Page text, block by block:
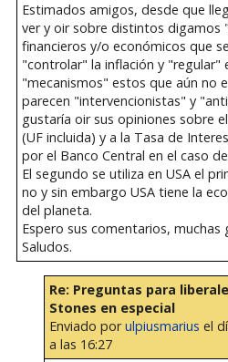
Estimados amigos, desde que
ver y oir sobre distintos digamos
financieros y/o económicos que
"controlar" la inflación y "regular"
"mecanismos" estos que aún no
parecen "intervencionistas" y
gustaría oir sus opiniones sobre
(UF incluida) y a la Tasa de
por el Banco Central en el caso de
El segundo se utiliza en USA el
no y sin embargo USA tiene la
del planeta.
Espero sus comentarios, muchas
Saludos.
Re: Preguntas para
Stones en especial
Enviado porulpiusmarius el
a las 16:27